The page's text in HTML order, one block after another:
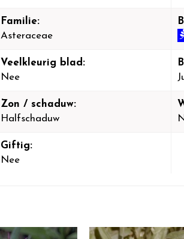
Familie:
Asteraceae
Veelkleurig blad:
Nee
Zon / schaduw:
Halfschaduw
Giftig:
Nee